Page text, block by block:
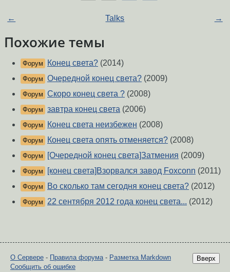
← Talks →
Похожие темы
Форум Конец света? (2014)
Форум Очередной конец света? (2009)
Форум Скоро конец света ? (2008)
Форум завтра конец света (2006)
Форум Конец света неизбежен (2008)
Форум Конец света опять отменяется? (2008)
Форум [Очередной конец света]Затмения (2009)
Форум [конец света]Взорвался завод Foxconn (2011)
Форум Во сколько там сегодня конец света? (2012)
Форум 22 сентября 2012 года конец света... (2012)
Вверх
О Сервере - Правила форума- Разметка Markdown
Сообщить об ошибке